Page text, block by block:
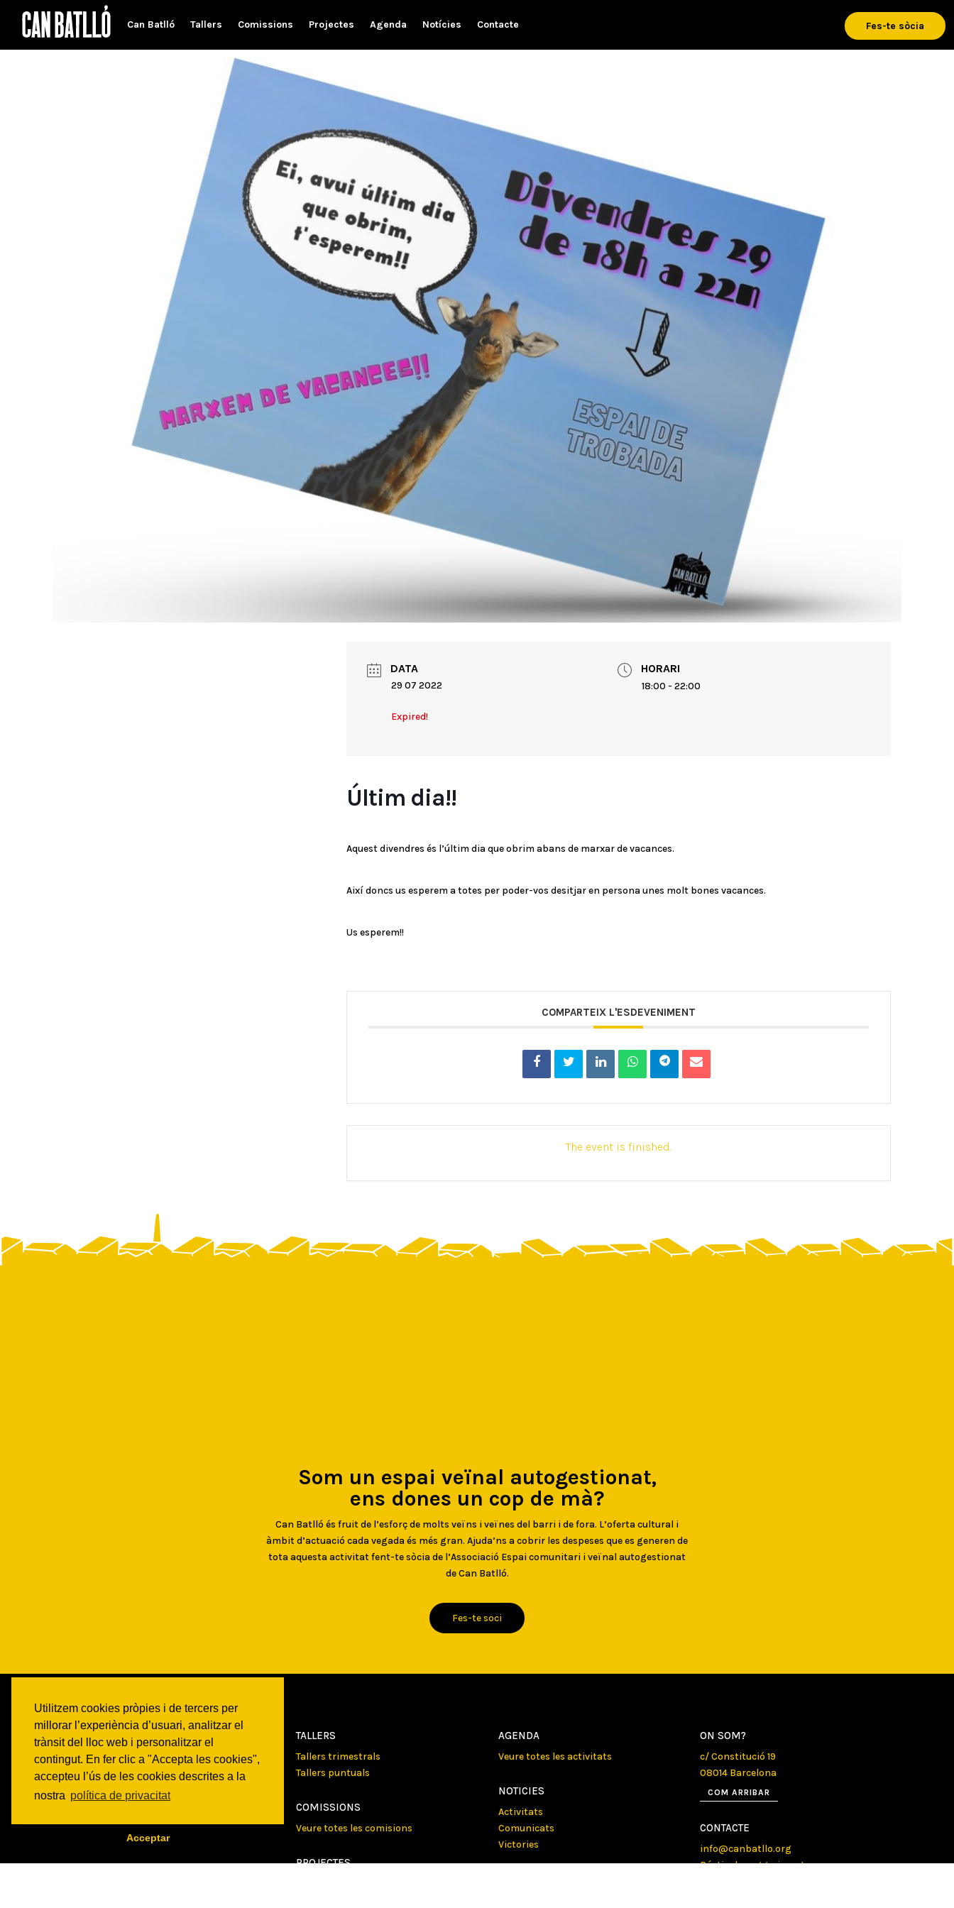
Utilitzem cookies pròpies i de tercers per
millorar l’experiència d’usuari, analitzar el
trànsit del lloc web i personalitzar el
contingut. En fer clic a "Accepta les cookies",
accepteu l’ús de les cookies descrites a la
nostra política de privacitat
Acceptar
Can Batlló Tallers Comissions Projectes Agenda Notícies Contacte Fes-te sòcia
DATA
29 07 2022
Expired!
HORARI
18:00 - 22:00
Últim dia!!
Aquest divendres és l’últim dia que obrim abans de marxar de vacances.
Així doncs us esperem a totes per poder-vos desitjar en persona unes molt bones vacances.
Us esperem!!
COMPARTEIX L'ESDEVENIMENT
The event is finished.
Som un espai veïnal autogestionat,
ens dones un cop de mà?
Can Batlló és fruit de l’esforç de molts veïns i veïnes del barri i de fora. L’oferta cultural i
àmbit d’actuació cada vegada és més gran. Ajuda’ns a cobrir les despeses que es generen de
tota aquesta activitat fent-te sòcia de l’Associació Espai comunitari i veïnal autogestionat
de Can Batlló.
Fes-te soci
BATLLÓ
Qui som
Espais
Historia
Transparencia
TALLERS
Tallers trimestrals
Tallers puntuals
COMISSIONS
Veure totes les comisions
PROJECTES
AGENDA
Veure totes les activitats
NOTICIES
Activitats
Comunicats
Victories
ON SOM?
c/ Constitució 19
08014 Barcelona
COM ARRIBAR
CONTACTE
info@canbatllo.org
Bústia de suggeriments